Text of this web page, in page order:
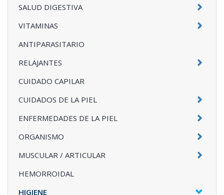
SALUD DIGESTIVA
VITAMINAS
ANTIPARASITARIO
RELAJANTES
CUIDADO CAPILAR
CUIDADOS DE LA PIEL
ENFERMEDADES DE LA PIEL
ORGANISMO
MUSCULAR / ARTICULAR
HEMORROIDAL
HIGIENE